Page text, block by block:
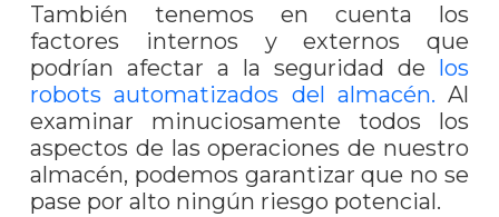
También tenemos en cuenta los
factores internos y externos que
podrían afectar a la seguridad de los
robots automatizados del almacén. Al
examinar minuciosamente todos los
aspectos de las operaciones de nuestro
almacén, podemos garantizar que no se
pase por alto ningún riesgo potencial.